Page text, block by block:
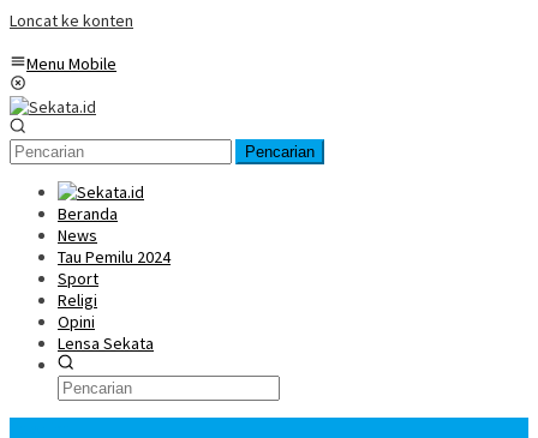
Loncat ke konten
Menu Mobile
Pencarian
Beranda
News
Tau Pemilu 2024
Sport
Religi
Opini
Lensa Sekata